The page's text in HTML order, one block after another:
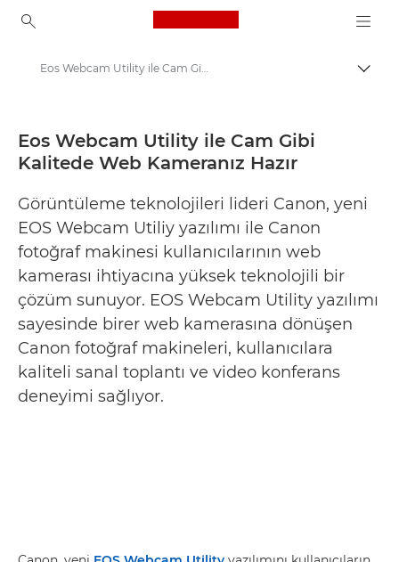
Canon Logo, back to
İçerik
Basın Merkezi
Basın Bültenleri - Canon Basın Merkezi
Eos Webcam Utility ile Cam Gibi Kalitede Web Kameranız Hazır - Canon Basın Merkezi
Eos Webcam Utility ile Cam Gibi
Kalitede Web Kameranız Hazır
Görüntüleme teknolojileri lideri Canon, yeni
EOS Webcam Utiliy yazılımı ile Canon
fotoğraf makinesi kullanıcılarının web
kamerası ihtiyacına yüksek teknolojili bir
çözüm sunuyor. EOS Webcam Utility yazılımı
sayesinde birer web kamerasına dönüşen
Canon fotoğraf makineleri, kullanıcılara
kaliteli sanal toplantı ve video konferans
deneyimi sağlıyor.